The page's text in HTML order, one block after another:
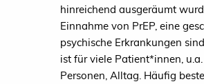
hinreichend ausgeräumt
Einnahme von PrEP, eine
psychische Erkrankungen
ist für viele Patient*innen,
Personen, Alltag. Häufig